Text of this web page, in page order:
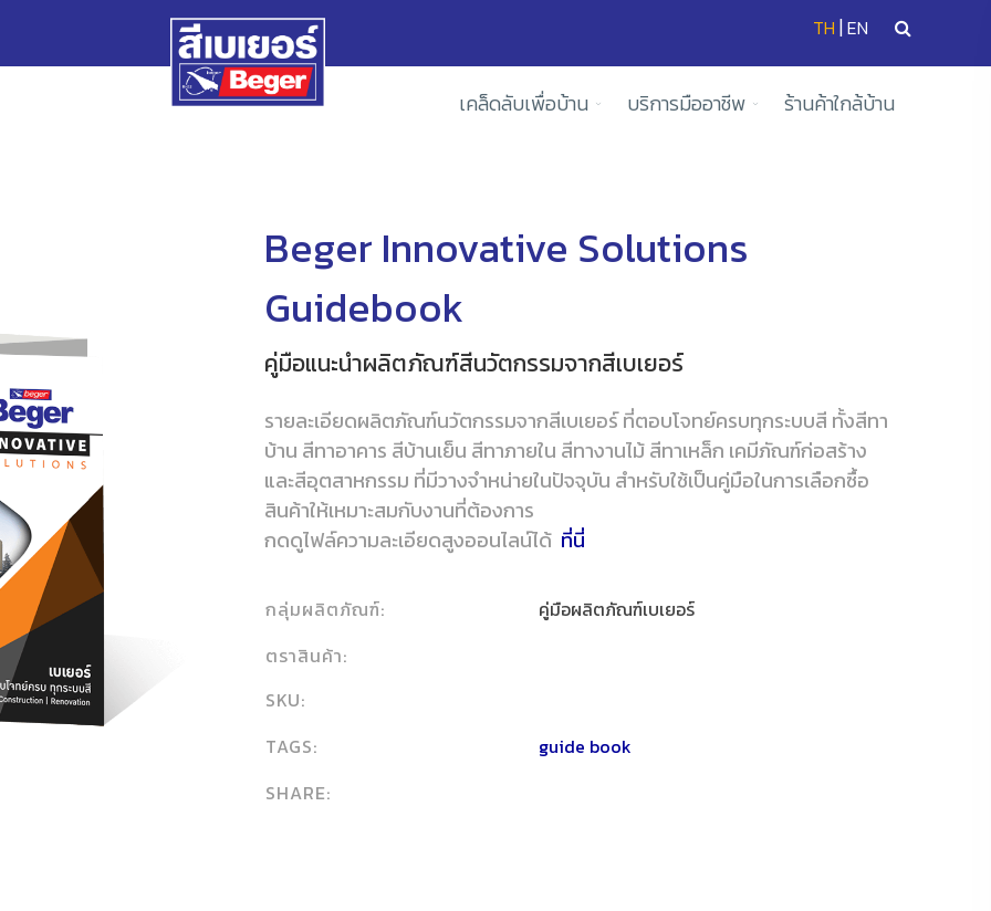
TH |EN
เคล็ดลับเพื่อบ้าน บริการมืออาชีพ ร้านค้าใกล้บ้าน
Beger Innovative Solutions
Guidebook
คู่มือแนะนำผลิตภัณฑ์สีนวัตกรรมจากสีเบเยอร์
รายละเอียดผลิตภัณฑ์นวัตกรรมจากสีเบเยอร์ ที่ตอบโจทย์ครบทุกระบบสี ทั้งสีทา
บ้าน สีทาอาคาร สีบ้านเย็น สีทาภายใน สีทางานไม้ สีทาเหล็ก เคมีภัณฑ์ก่อสร้าง
และสีอุตสาหกรรม ที่มีวางจำหน่ายในปัจจุบัน สำหรับใช้เป็นคู่มือในการเลือกซื้อ
สินค้าให้เหมาะสมกับงานที่ต้องการ
กดดูไฟล์ความละเอียดสูงออนไลน์ได้ ที่นี่
กลุ่มผลิตภัณฑ์:
คู่มือผลิตภัณฑ์เบเยอร์
ตราสินค้า:
SKU:
TAGS:
guide book
SHARE: